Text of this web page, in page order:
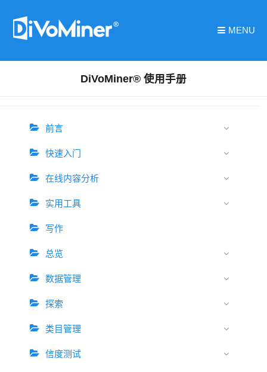
MENU
DiVoMiner® 使用手册
前言
快速入门
在线内容分析
实用工具
写作
总览
数据管理
探索
类目管理
信度测试